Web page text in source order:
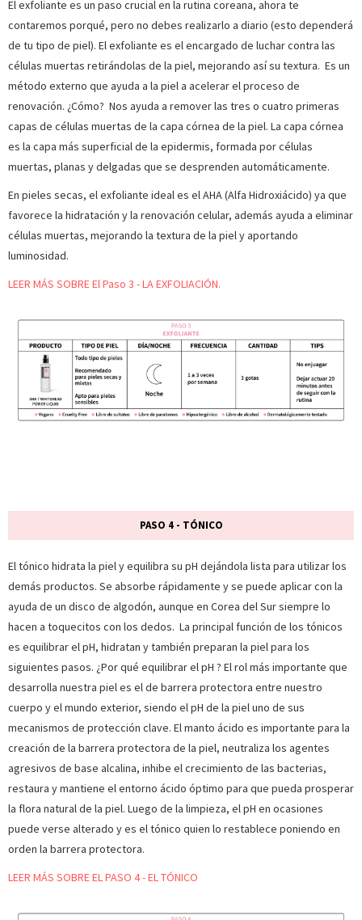
El exfoliante es un paso crucial en la rutina coreana, ahora te
contaremos porqué, pero no debes realizarlo a diario (esto dependerá
de tu tipo de piel). El exfoliante es el encargado de luchar contra las
células muertas retirándolas de la piel, mejorando así su textura. Es un
método externo que ayuda a la piel a acelerar el proceso de
renovación. ¿Cómo? Nos ayuda a remover las tres o cuatro primeras
capas de células muertas de la capa córnea de la piel. La capa córnea
es la capa más superficial de la epidermis, formada por células
muertas, planas y delgadas que se desprenden automáticamente.
En pieles secas, el exfoliante ideal es el AHA (Alfa Hidroxiácido) ya que
favorece la hidratación y la renovación celular, además ayuda a eliminar
células muertas, mejorando la textura de la piel y aportando
luminosidad.
LEER MÁS SOBRE El Paso 3 - LA EXFOLIACIÓN.
PASO 4 - TÓNICO
El tónico hidrata la piel y equilibra su pH dejándola lista para utilizar los
demás productos. Se absorbe rápidamente y se puede aplicar con la
ayuda de un disco de algodón, aunque en Corea del Sur siempre lo
hacen a toquecitos con los dedos. La principal función de los tónicos
es equilibrar el pH, hidratan y también preparan la piel para los
siguientes pasos. ¿Por qué equilibrar el pH ? El rol más importante que
desarrolla nuestra piel es el de barrera protectora entre nuestro
cuerpo y el mundo exterior, siendo el pH de la piel uno de sus
mecanismos de protección clave. El manto ácido es importante para la
creación de la barrera protectora de la piel, neutraliza los agentes
agresivos de base alcalina, inhibe el crecimiento de las bacterias,
restaura y mantiene el entorno ácido óptimo para que pueda prosperar
la flora natural de la piel. Luego de la limpieza, el pH en ocasiones
puede verse alterado y es el tónico quien lo restablece poniendo en
orden la barrera protectora.
LEER MÁS SOBRE EL PASO 4 - EL TÓNICO